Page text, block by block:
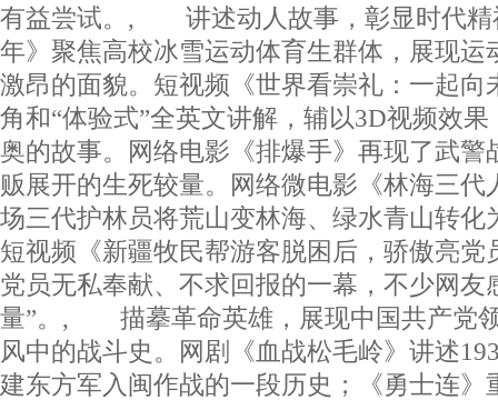
有益尝试。, 讲述动人故事，彰显时代精
年》聚焦高校冰雪运动体育生群体，展现运
激昂的面貌。短视频《世界看崇礼：一起向
角和“体验式”全英文讲解，辅以3D视频效
奥的故事。网络电影《排爆手》再现了武警
贩展开的生死较量。网络微电影《林海三代
场三代护林员将荒山变林海、绿水青山转化
短视频《新疆牧民帮游客脱困后，骄傲亮党
党员无私奉献、不求回报的一幕，不少网友
量”。, 描摹革命英雄，展现中国共产党
风中的战斗史。网剧《血战松毛岭》讲述
建东方军入闽作战的一段历史；《勇士连》